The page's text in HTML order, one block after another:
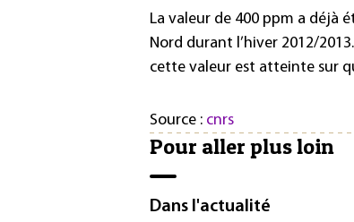
La valeur de 400 ppm a déjà
Nord durant l’hiver 2012/
cette valeur est atteinte sur
Source : cnrs
Pour aller plus loin
Dans l'actualité